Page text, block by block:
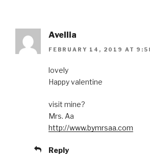
Avellia
FEBRUARY 14, 2019 AT
lovely
Happy valentine
visit mine?
Mrs. Aa
http://www.bymrsaa.com
Reply